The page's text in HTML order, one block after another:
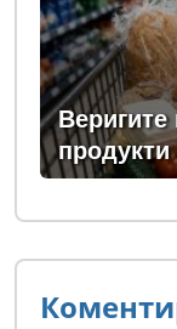
Веригите
продукти